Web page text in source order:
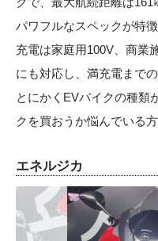
パワフルなスペックが特徴
充電は家庭用100V、商業
にも対応し、満充電まで
とにかくEVバイクの種類
クを買おうか悩んでいる
エネルジカ